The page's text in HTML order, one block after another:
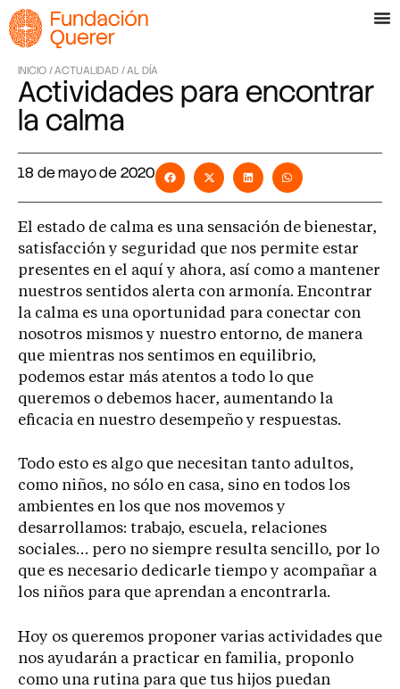
INICIO /ACTUALIDAD /AL DÍA
Actividades para encontrar
la calma
18 de mayo de 2020
El estado de calma es una sensación de bienestar,
satisfacción y seguridad que nos permite estar
presentes en el aquí y ahora, así como a mantener
nuestros sentidos alerta con armonía. Encontrar
la calma es una oportunidad para conectar con
nosotros mismos y nuestro entorno, de manera
que mientras nos sentimos en equilibrio,
podemos estar más atentos a todo lo que
queremos o debemos hacer, aumentando la
eficacia en nuestro desempeño y respuestas.
Todo esto es algo que necesitan tanto adultos,
como niños, no sólo en casa, sino en todos los
ambientes en los que nos movemos y
desarrollamos: trabajo, escuela, relaciones
sociales… pero no siempre resulta sencillo, por lo
que es necesario dedicarle tiempo y acompañar a
los niños para que aprendan a encontrarla.
Hoy os queremos proponer varias actividades que
nos ayudarán a practicar en familia, proponlo
como una rutina para que tus hijos puedan